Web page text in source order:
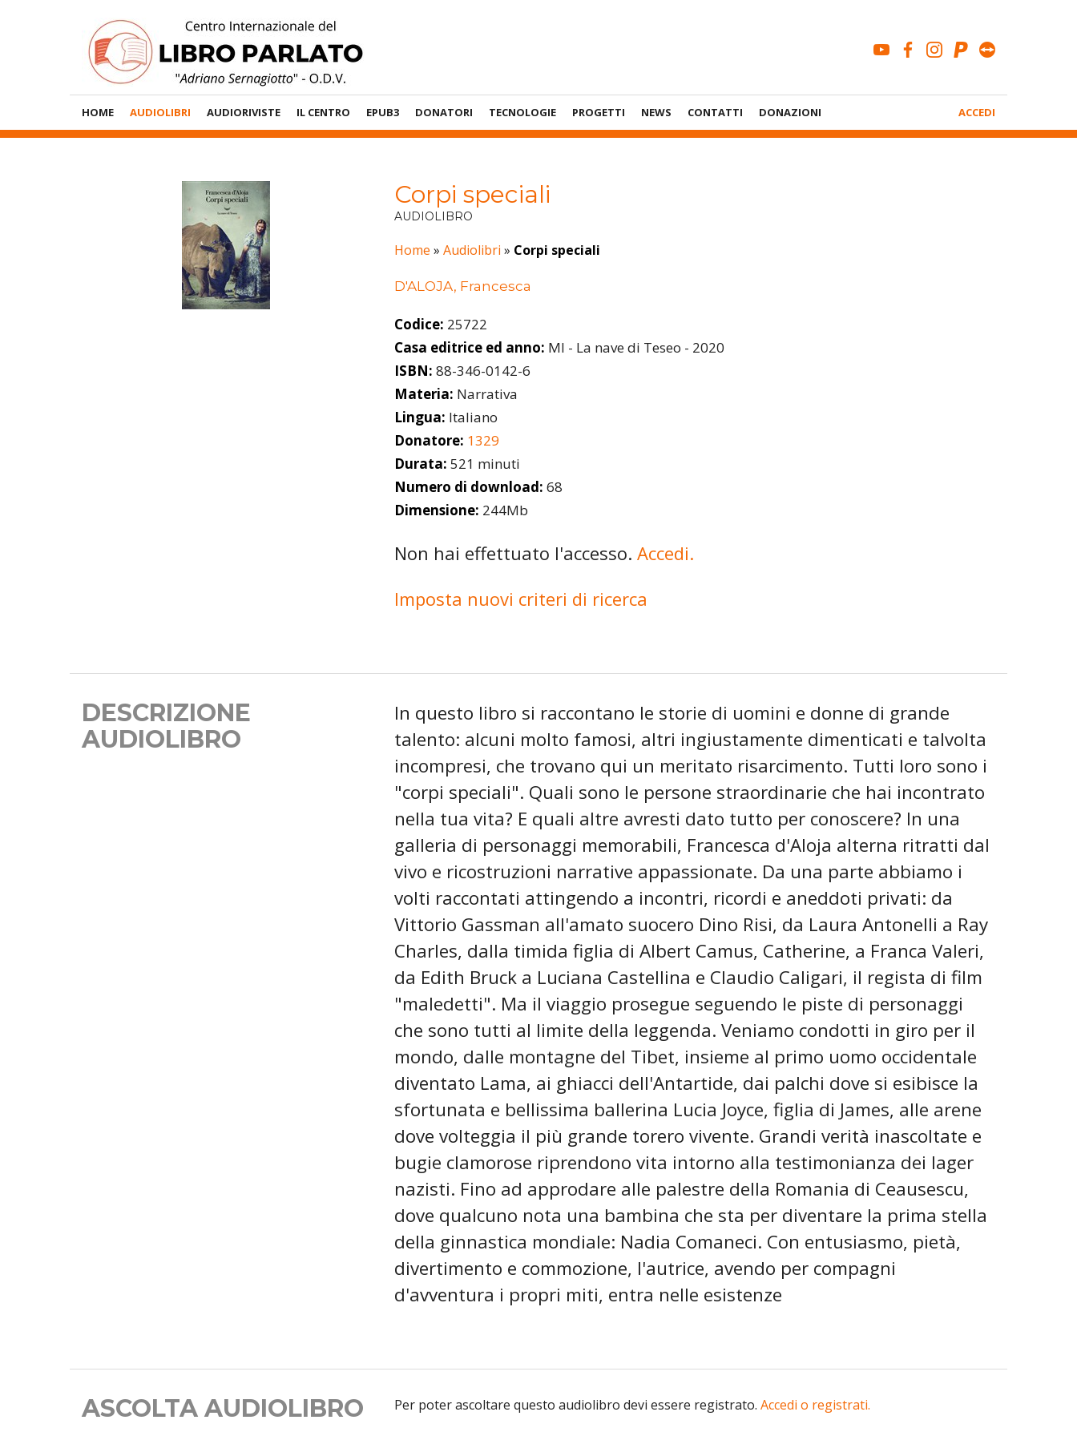
youtubefacebook
instagram
paypal
Menù
Principale
HOME AUDIOLIBRI AUDIORIVISTE IL CENTRO EPUB3 DONATORI TECNOLOGIE PROGETTI NEWS CONTATTI DONAZIONI
Account
ACCEDI
Corpi speciali
AUDIOLIBRO
Home » Audiolibri » Corpi speciali
D'ALOJA, Francesca
Codice: 25722
Casa editrice ed anno: MI - La nave di Teseo - 2020
ISBN: 88-346-0142-6
Materia: Narrativa
Lingua: Italiano
Donatore: 1329
Durata: 521 minuti
Numero di download: 68
Dimensione: 244Mb
Non hai effettuato l'accesso. Accedi.
Imposta nuovi criteri di ricerca
DESCRIZIONE
AUDIOLIBRO
In questo libro si raccontano le storie di uomini e donne di grande
talento: alcuni molto famosi, altri ingiustamente dimenticati e talvolta
incompresi, che trovano qui un meritato risarcimento. Tutti loro sono i
"corpi speciali". Quali sono le persone straordinarie che hai incontrato
nella tua vita? E quali altre avresti dato tutto per conoscere? In una
galleria di personaggi memorabili, Francesca d'Aloja alterna ritratti dal
vivo e ricostruzioni narrative appassionate. Da una parte abbiamo i
volti raccontati attingendo a incontri, ricordi e aneddoti privati: da
Vittorio Gassman all'amato suocero Dino Risi, da Laura Antonelli a Ray
Charles, dalla timida figlia di Albert Camus, Catherine, a Franca Valeri,
da Edith Bruck a Luciana Castellina e Claudio Caligari, il regista di film
"maledetti". Ma il viaggio prosegue seguendo le piste di personaggi
che sono tutti al limite della leggenda. Veniamo condotti in giro per il
mondo, dalle montagne del Tibet, insieme al primo uomo occidentale
diventato Lama, ai ghiacci dell'Antartide, dai palchi dove si esibisce la
sfortunata e bellissima ballerina Lucia Joyce, figlia di James, alle arene
dove volteggia il più grande torero vivente. Grandi verità inascoltate e
bugie clamorose riprendono vita intorno alla testimonianza dei lager
nazisti. Fino ad approdare alle palestre della Romania di Ceausescu,
dove qualcuno nota una bambina che sta per diventare la prima stella
della ginnastica mondiale: Nadia Comaneci. Con entusiasmo, pietà,
divertimento e commozione, l'autrice, avendo per compagni
d'avventura i propri miti, entra nelle esistenze
ASCOLTA AUDIOLIBRO Per poter ascoltare questo audiolibro devi essere registrato. Accedi o registrati.